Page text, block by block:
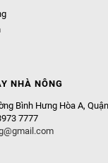
NHÀ NÔNG
Bình Hưng Hòa A,
7777